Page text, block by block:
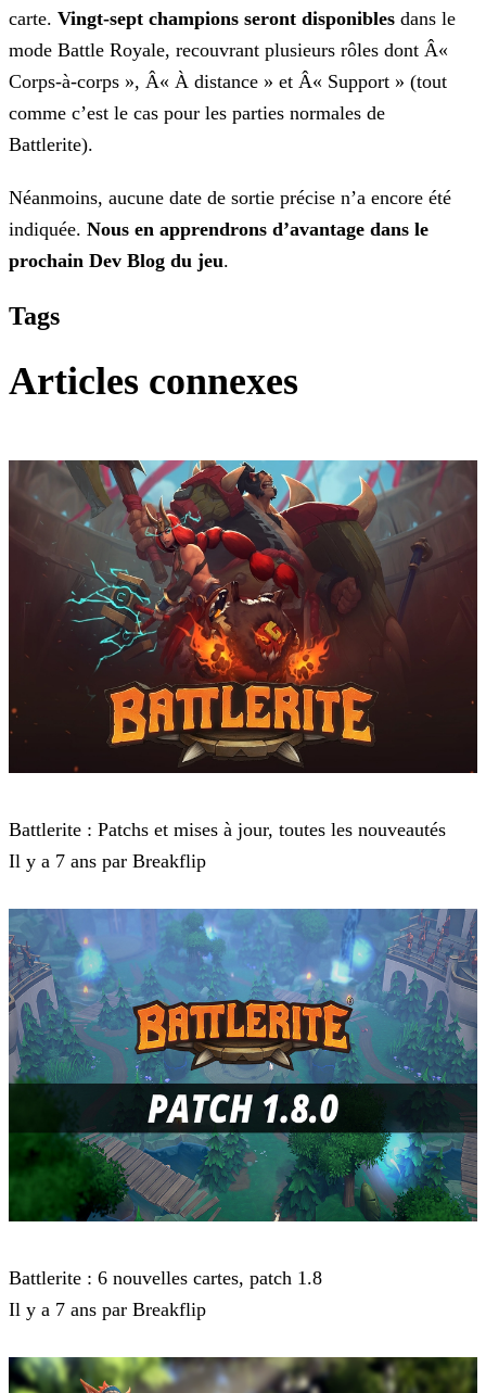
carte. Vingt-sept champions seront disponibles dans le
mode Battle Royale, recouvrant plusieurs rôles dont Â«
Corps-à-corps », Â« À distance » et Â« Support » (tout
comme c’est le cas pour les parties normales de
Battlerite).
Néanmoins, aucune date de sortie précise n’a encore été
indiquée. Nous en apprendrons d’avantage dans le
prochain Dev Blog du jeu.
Tags
Articles connexes
Battlerite : Patchs et mises à jour, toutes les nouveautés
Il y a 7 ans par Breakflip
Battlerite : 6 nouvelles cartes, patch 1.8
Il y a 7 ans par Breakflip